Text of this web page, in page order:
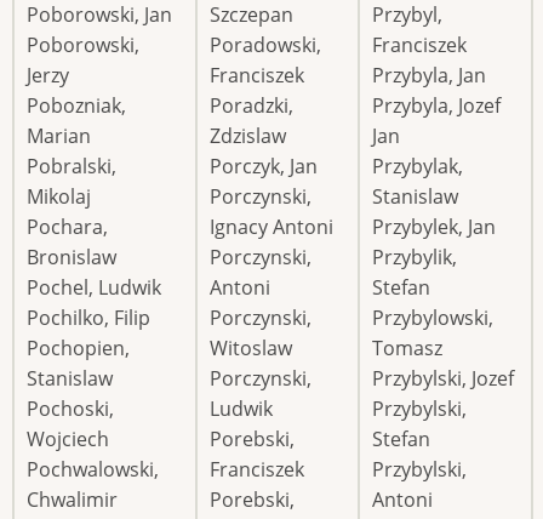
Poborowski, Jan
Poborowski,
Jerzy
Pobozniak,
Marian
Pobralski,
Mikolaj
Pochara,
Bronislaw
Pochel, Ludwik
Pochilko, Filip
Pochopien,
Stanislaw
Pochoski,
Wojciech
Pochwalowski,
Chwalimir
Szczepan
Poradowski,
Franciszek
Poradzki,
Zdzislaw
Porczyk, Jan
Porczynski,
Ignacy Antoni
Porczynski,
Antoni
Porczynski,
Witoslaw
Porczynski,
Ludwik
Porebski,
Franciszek
Porebski,
Przybyl,
Franciszek
Przybyla, Jan
Przybyla, Jozef
Jan
Przybylak,
Stanislaw
Przybylek, Jan
Przybylik,
Stefan
Przybylowski,
Tomasz
Przybylski, Jozef
Przybylski,
Stefan
Przybylski,
Antoni